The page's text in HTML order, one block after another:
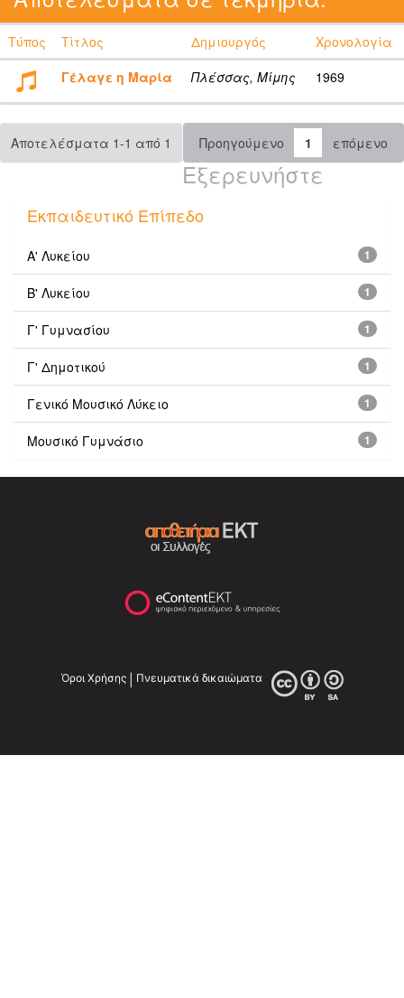
Τύπος Τίτλος Δημιουργός
Χρονολογία
Γέλαγε η Μαρία
Πλέσσας, Μίμης 1969
Αποτελέσματα 1-1 από 1 Προηγούμενο 1 επόμενο
Εξερευνήστε
Εκπαιδευτικό Επίπεδο
1
Α' Λυκείου
1
Β' Λυκείου
1
Γ' Γυμνασίου
1
Γ' Δημοτικού
1
Γενικό Μουσικό Λύκειο
1
Μουσικό Γυμνάσιο